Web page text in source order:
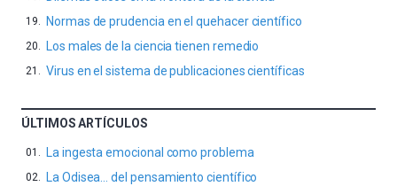
Normas de prudencia en el quehacer científico
Los males de la ciencia tienen remedio
Virus en el sistema de publicaciones científicas
ÚLTIMOS ARTÍCULOS
La ingesta emocional como problema
La Odisea… del pensamiento científico